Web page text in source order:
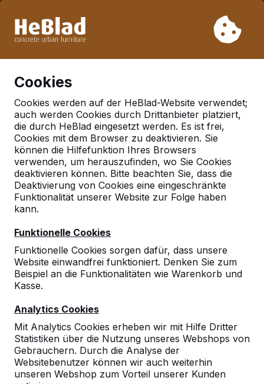
Woche 33 nicht. Bitte berücksichtigen Sie daher längere
Cookies
Cookies werden auf der HeBlad-Website verwendet;
auch werden Cookies durch Drittanbieter platziert,
die durch HeBlad eingesetzt werden. Es ist frei,
Cookies mit dem Browser zu deaktivieren. Sie
können die Hilfefunktion Ihres Browsers
verwenden, um herauszufinden, wo Sie Cookies
deaktivieren können. Bitte beachten Sie, dass die
Deaktivierung von Cookies eine eingeschränkte
Funktionalität unserer Website zur Folge haben
kann.
Funktionelle Cookies
Funktionelle Cookies sorgen dafür, dass unsere
Website einwandfrei funktioniert. Denken Sie zum
Beispiel an die Funktionalitäten wie Warenkorb und
Kasse.
Analytics Cookies
Mit Analytics Cookies erheben wir mit Hilfe Dritter
Statistiken über die Nutzung unseres Webshops von
Gebrauchern. Durch die Analyse der
Websitebenutzer können wir auch weiterhin
unseren Webshop zum Vorteil unserer Kunden
Bänke
Betonbank DeLuxe